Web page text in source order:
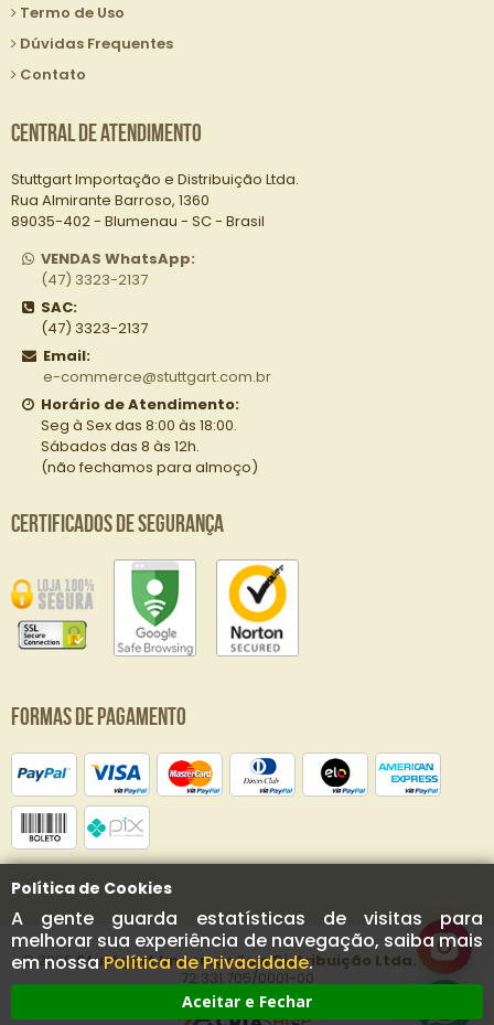
Política de Cookies
A gente guarda estatísticas de visitas para
melhorar sua experiência de navegação, saiba mais
em nossaPolítica de Privacidade.
Aceitar e Fechar
Termo de Uso
Dúvidas Frequentes
Contato
Central de Atendimento
Stuttgart Importação e Distribuição Ltda.
Rua Almirante Barroso, 1360
89035-402 - Blumenau - SC - Brasil
VENDAS WhatsApp:
(47) 3323-2137
SAC:
(47) 3323-2137
Email:
e-commerce@stuttgart.com.br
Horário de Atendimento:
Seg à Sex das 8:00 às 18:00.
Sábados das 8 às 12h.
(não fechamos para almoço)
Certificados de Segurança
Formas de Pagamento
© 2020Stuttgart Importação e Distribuição Ltda.- CNPJ:
72.331.705/0001-00